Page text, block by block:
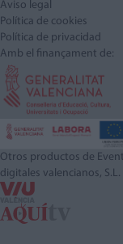
Aviso legal
Política de cookies
Política de privacidad
Amb el finançament de:
Otros productos de
digitales valencianos, S.L.